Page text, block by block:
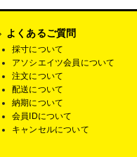
よくあるご質問
採寸について
アソシエイツ会員について
注文について
配送について
納期について
会員IDについて
キャンセルについて